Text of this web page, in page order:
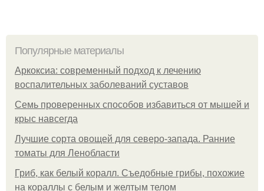
Популярные материалы
Аркоксиа: современный подход к лечению
воспалительных заболеваний суставов
Семь проверенных способов избавиться от мышей и
крыс навсегда
Лучшие сорта овощей для северо-запада. Ранние
томаты для Ленобласти
Гриб, как белый коралл. Съедобные грибы, похожие
на кораллы с белым и желтым телом